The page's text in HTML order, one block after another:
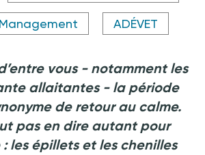
Management ADÉVET
vous - notamment les
allaitantes - la période
de retour au calme.
pas en dire autant pour
les épillets et les chenilles